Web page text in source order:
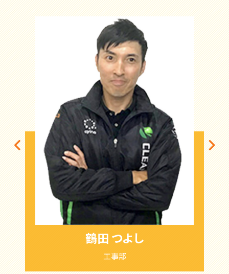
鶴田 つよし
工事部